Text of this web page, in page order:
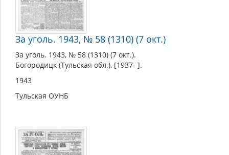
За уголь. 1943, № 58 (1310) (7 окт.)
За уголь. 1943, № 58 (1310) (7 окт.).
Богородицк (Тульская обл.), [1937- ].
1943
Тульская ОУНБ